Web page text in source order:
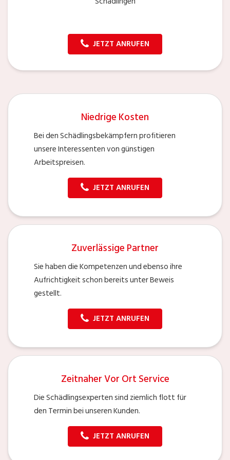
JETZT ANRUFEN
Niedrige Kosten
Bei den Schädlingsbekämpfern profitieren
unsere Interessenten von günstigen
Arbeitspreisen.
JETZT ANRUFEN
Zuverlässige Partner
Sie haben die Kompetenzen und ebenso ihre
Aufrichtigkeit schon bereits unter Beweis
gestellt.
JETZT ANRUFEN
Zeitnaher Vor Ort Service
Die Schädlingsexperten sind ziemlich flott für
den Termin bei unseren Kunden.
JETZT ANRUFEN